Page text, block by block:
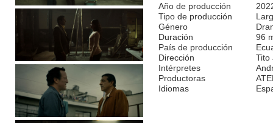
Año de producción
Tipo de producción
Género
Duración
96
País de producción
Dirección
Tito
Intérpretes
Productoras
Idiomas